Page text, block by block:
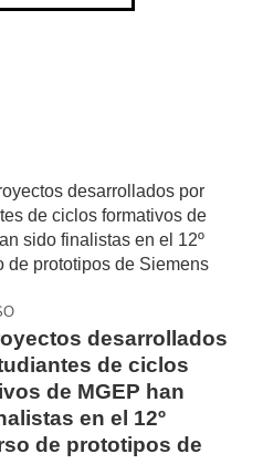
desarrollados
de ciclos
de MGEP han
en el 12º
de prototipos de